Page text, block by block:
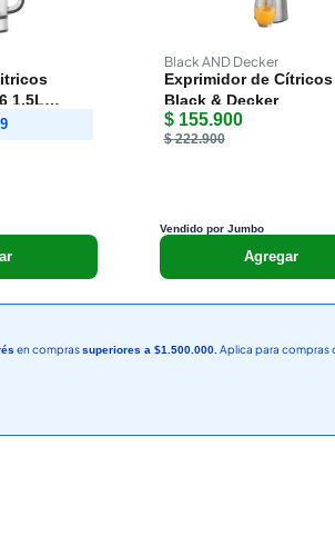
1.5L
Black AND Decker
Exprimidor de Cítricos
Black & Decker
$ 155.900
$ 222.900
Vendido por Jumbo
Agregar
en comprassuperiores a $1.500.000. Aplica para compras